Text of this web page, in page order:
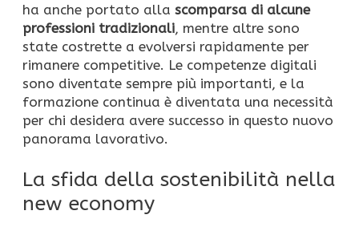
ha anche portato alla scomparsa di alcune
professioni tradizionali, mentre altre sono
state costrette a evolversi rapidamente per
rimanere competitive. Le competenze digitali
sono diventate sempre più importanti, e la
formazione continua è diventata una necessità
per chi desidera avere successo in questo nuovo
panorama lavorativo.
La sfida della sostenibilità nella
new economy